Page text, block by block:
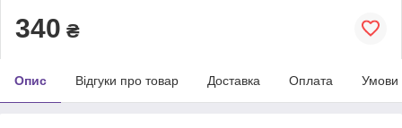
340 ₴
Опис Відгуки про товар Доставка Оплата Умови